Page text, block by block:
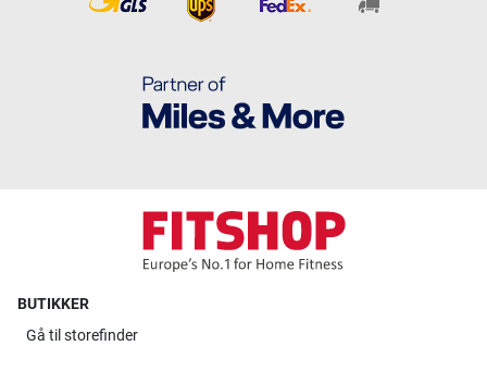
BUTIKKER
Gå til storefinder